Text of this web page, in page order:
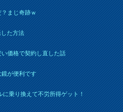
まじ奇跡ｗ
た方法
価格で契約し直した話
が便利です
に乗り換えて不労所得ゲット！